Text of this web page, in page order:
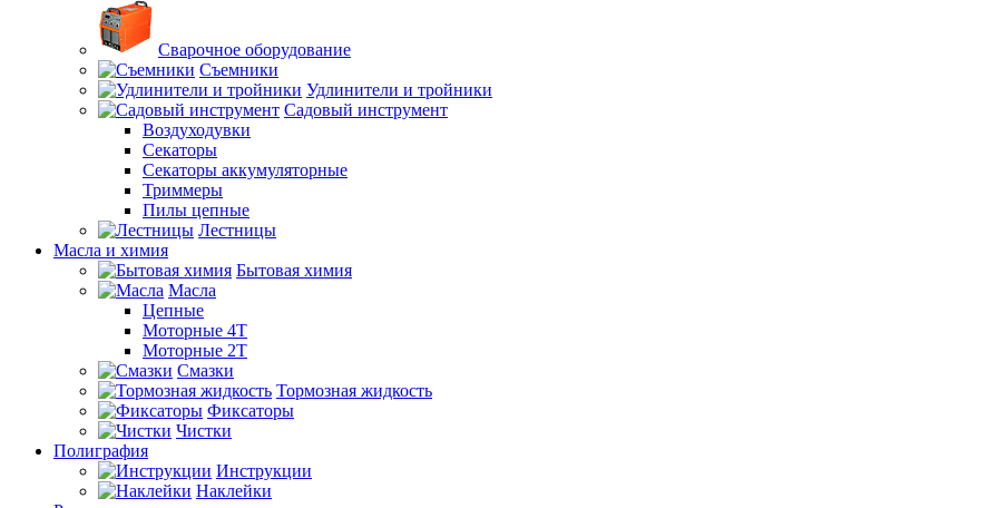
Сварочное оборудование
Съемники
Удлинители и тройники
Садовый инструмент
Воздуходувки
Секаторы
Секаторы аккумуляторные
Триммеры
Пилы цепные
Лестницы
Масла и химия
Бытовая химия
Масла
Цепные
Моторные 4Т
Моторные 2Т
Смазки
Тормозная жидкость
Фиксаторы
Чистки
Полиграфия
Инструкции
Наклейки